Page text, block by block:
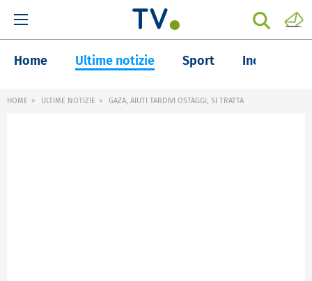
Home Ultime notizie Sport Inchieste
HOME ULTIME NOTIZIE GAZA, AIUTI TARDIVI OSTAGGI, SI TRATTA